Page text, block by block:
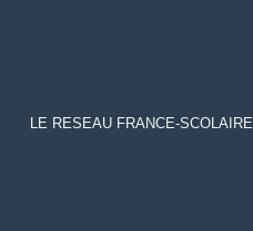
LE RESEAU FRANCE-SCOLAIRE